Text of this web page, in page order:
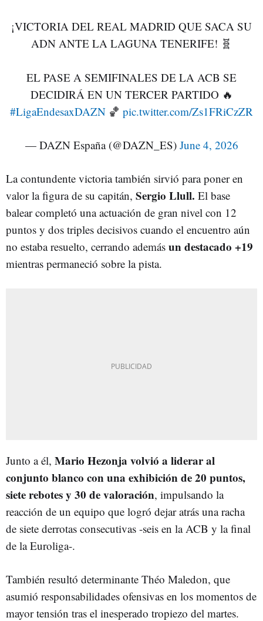
¡VICTORIA DEL REAL MADRID QUE SACA SU
ADN ANTE LA LAGUNA TENERIFE! 🧬
EL PASE A SEMIFINALES DE LA ACB SE
DECIDIRÁ EN UN TERCER PARTIDO 🔥
#LigaEndesaxDAZN 🏀 pic.twitter.com/Zs1FRiCzZR
— DAZN España (@DAZN_ES) June 4, 2026
La contundente victoria también sirvió para poner en
valor la figura de su capitán, Sergio Llull. El base
balear completó una actuación de gran nivel con 12
puntos y dos triples decisivos cuando el encuentro aún
no estaba resuelto, cerrando además un destacado +19
mientras permaneció sobre la pista.
Junto a él, Mario Hezonja volvió a liderar al
conjunto blanco con una exhibición de 20 puntos,
siete rebotes y 30 de valoración, impulsando la
reacción de un equipo que logró dejar atrás una racha
de siete derrotas consecutivas -seis en la ACB y la final
de la Euroliga-.
También resultó determinante Théo Maledon, que
asumió responsabilidades ofensivas en los momentos de
mayor tensión tras el inesperado tropiezo del martes.